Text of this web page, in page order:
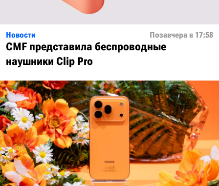
Новости Позавчера в 17:58
CMF представила беспроводные
наушники Clip Pro